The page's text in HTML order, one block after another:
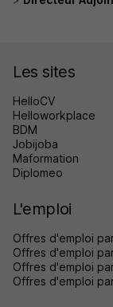
Les sites
HelloCV
Helloworkplace
BDM
Jobijoba
Maformation
Diplomeo
L'emploi
Offres d'emploi
Offres d'emploi
Offres d'emploi
Offres d'emploi